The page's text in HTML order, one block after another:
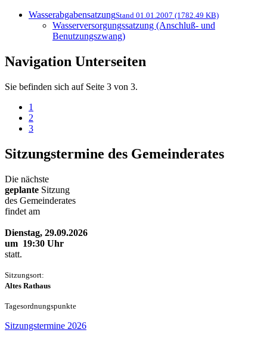
WasserabgabensatzungStand 01.01.2007 (1782.49 KB)
Wasserversorgungssatzung (Anschluß- und
Benutzungszwang)
Navigation Unterseiten
Sie befinden sich auf Seite 3 von 3.
1
2
3
Sitzungstermine des Gemeinderates
Die nächste
geplante Sitzung
des Gemeinderates
findet am
Dienstag, 29.09.2026
um 19:30 Uhr
statt.
Sitzungsort:
Altes Rathaus
Tagesordnungspunkte
Sitzungstermine 2026